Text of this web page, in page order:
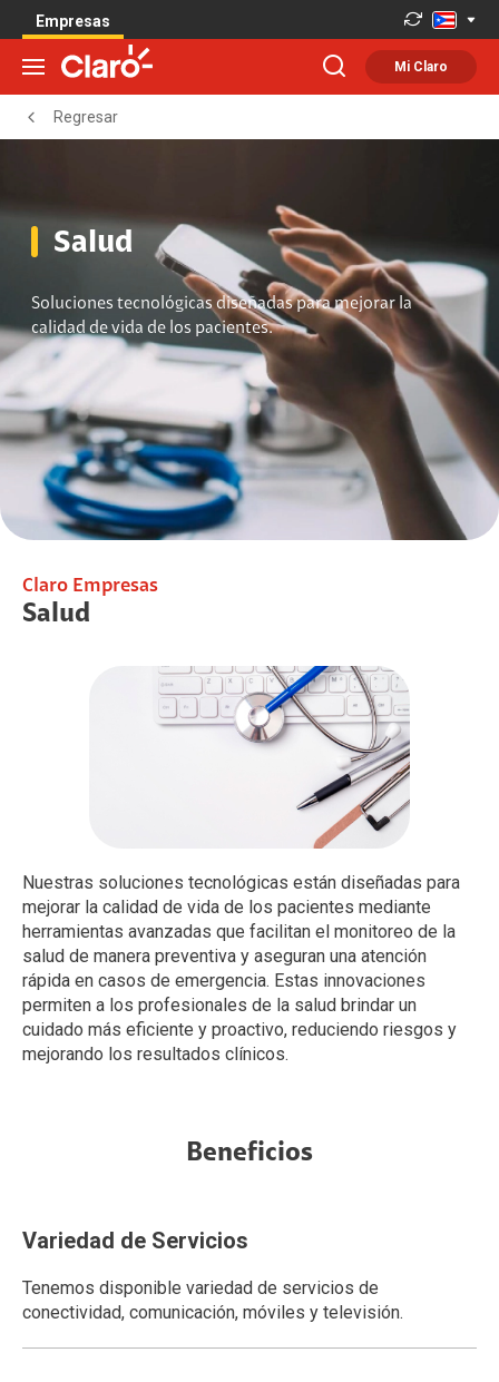
Empresas
Mi Claro
Regresar
Salud
Soluciones tecnológicas diseñadas para mejorar la
calidad de vida de los pacientes.
Claro Empresas
Salud
Nuestras soluciones tecnológicas están diseñadas para
mejorar la calidad de vida de los pacientes mediante
herramientas avanzadas que facilitan el monitoreo de la
salud de manera preventiva y aseguran una atención
rápida en casos de emergencia. Estas innovaciones
permiten a los profesionales de la salud brindar un
cuidado más eficiente y proactivo, reduciendo riesgos y
mejorando los resultados clínicos.
Beneficios
Variedad de Servicios
Tenemos disponible variedad de servicios de
conectividad, comunicación, móviles y televisión.